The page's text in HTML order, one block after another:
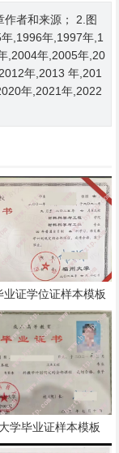
作者和来源； 2.图
,1996年,1997年,1
,2004年,2005年,20
年,2013 年,201
年,2021年,2022
业证学位证样本模板
学毕业证样本模板